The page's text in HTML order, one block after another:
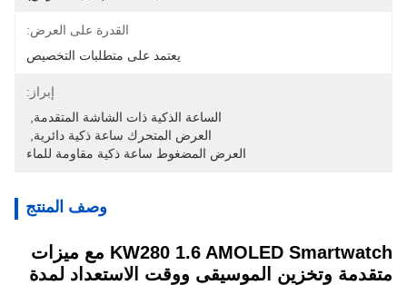
القدرة على العرض:
يعتمد على متطلبات التخصيص
إبراز:
الساعة الذكية ذات الشاشة المتقدمة
العرض المتحرك ساعة ذكية دائرية
العرض المضغوط ساعة ذكية مقاومة للماء
وصف المنتج
KW280 1.6 AMOLED Smartwatch مع ميزات
متقدمة وتخزين الموسيقى ووقت الاستعداد لمدة